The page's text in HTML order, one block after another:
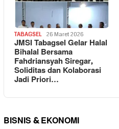
TABAGSEL 26 Maret 2026
JMSI Tabagsel Gelar Halal
Bihalal Bersama
Fahdriansyah Siregar,
Soliditas dan Kolaborasi
Jadi Priori…
BISNIS & EKONOMI